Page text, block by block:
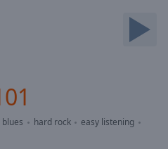
blues hard rock
easy listening